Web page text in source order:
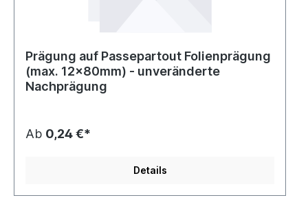
Prägung auf Passepartout Folienprägung
(max. 12x80mm) - unveränderte
Nachprägung
Ab 0,24 €*
Details